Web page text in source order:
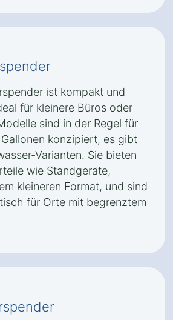
ist kompakt und
für kleinere Büros oder
sind in der Regel für
konzipiert, es gibt
Varianten. Sie bieten
wie Standgeräte,
kleineren Format, und sind
für Orte mit begrenztem